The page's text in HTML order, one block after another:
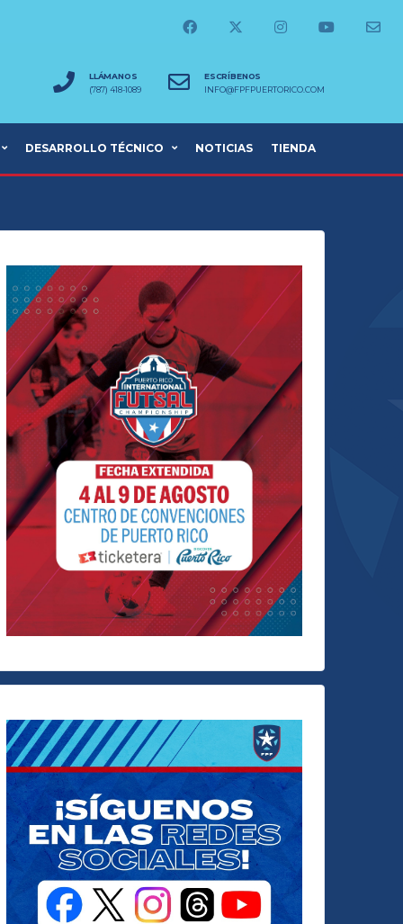
LLÁMANOS
(787) 418-1089
ESCRÍBENOS
INFO@FPFPUERTORICO.COM
DESARROLLO TÉCNICO NOTICIAS TIENDA